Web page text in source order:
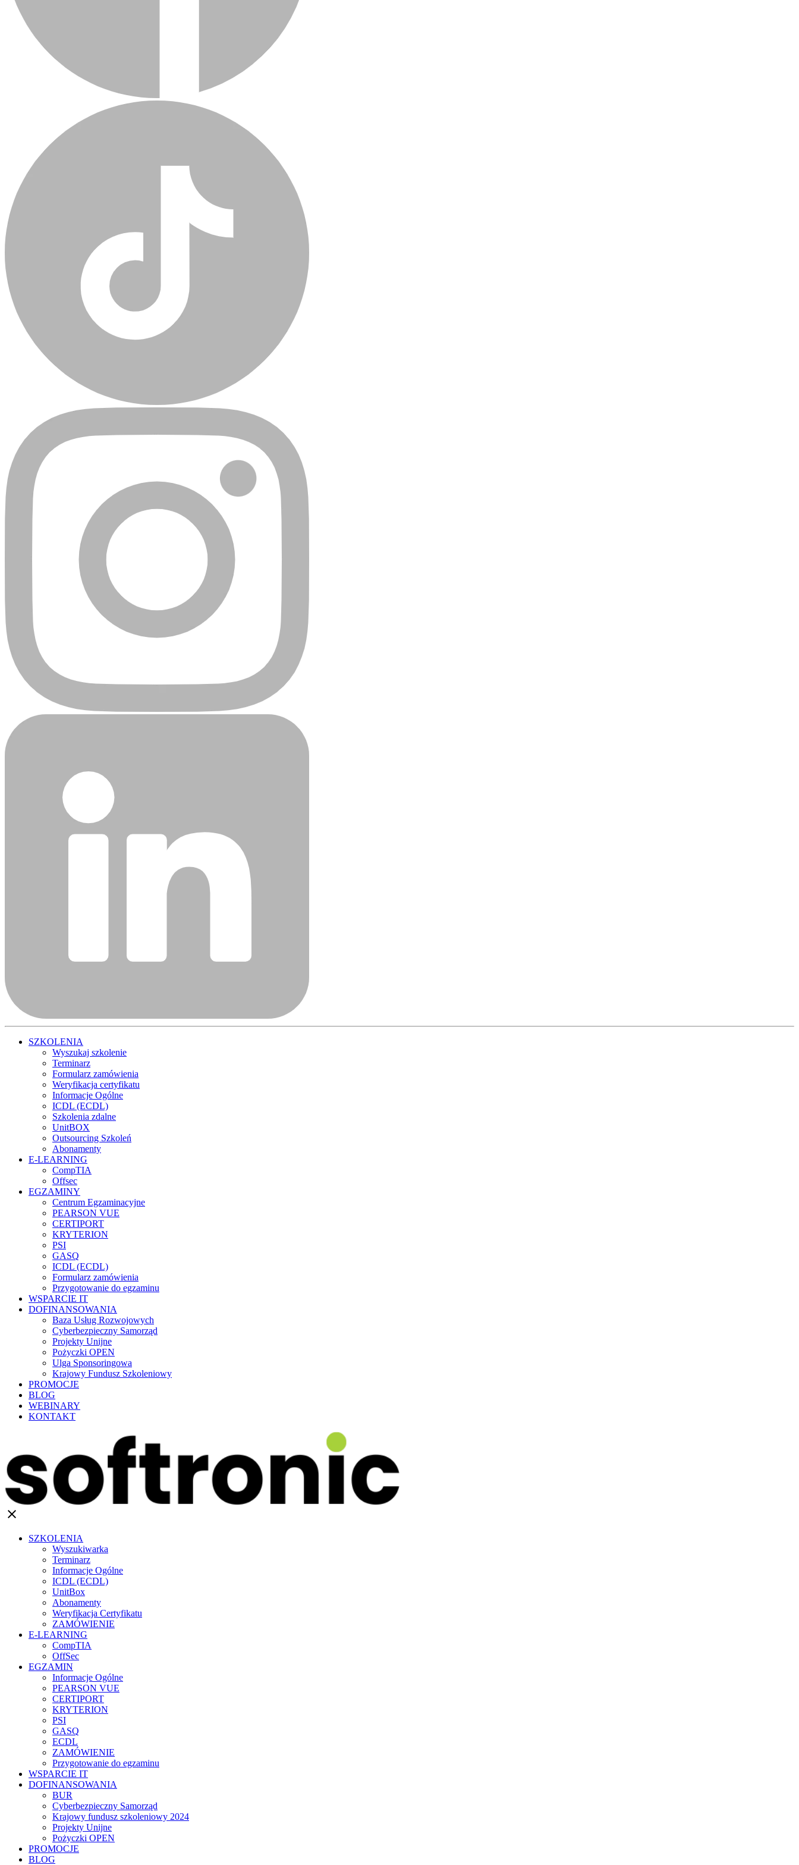
SZKOLENIA
Wyszukaj szkolenie
Terminarz
Formularz zamówienia
Weryfikacja certyfikatu
Informacje Ogólne
ICDL (ECDL)
Szkolenia zdalne
UnitBOX
Outsourcing Szkoleń
Abonamenty
E-LEARNING
CompTIA
Offsec
EGZAMINY
Centrum Egzaminacyjne
PEARSON VUE
CERTIPORT
KRYTERION
PSI
GASQ
ICDL (ECDL)
Formularz zamówienia
Przygotowanie do egzaminu
WSPARCIE IT
DOFINANSOWANIA
Baza Usług Rozwojowych
Cyberbezpieczny Samorząd
Projekty Unijne
Pożyczki OPEN
Ulga Sponsoringowa
Krajowy Fundusz Szkoleniowy
PROMOCJE
BLOG
WEBINARY
KONTAKT
clear
SZKOLENIA
Wyszukiwarka
Terminarz
Informacje Ogólne
ICDL (ECDL)
UnitBox
Abonamenty
Weryfikacja Certyfikatu
ZAMÓWIENIE
E-LEARNING
CompTIA
OffSec
EGZAMIN
Informacje Ogólne
PEARSON VUE
CERTIPORT
KRYTERION
PSI
GASQ
ECDL
ZAMÓWIENIE
Przygotowanie do egzaminu
WSPARCIE IT
DOFINANSOWANIA
BUR
Cyberbezpieczny Samorząd
Krajowy fundusz szkoleniowy 2024
Projekty Unijne
Pożyczki OPEN
PROMOCJE
BLOG